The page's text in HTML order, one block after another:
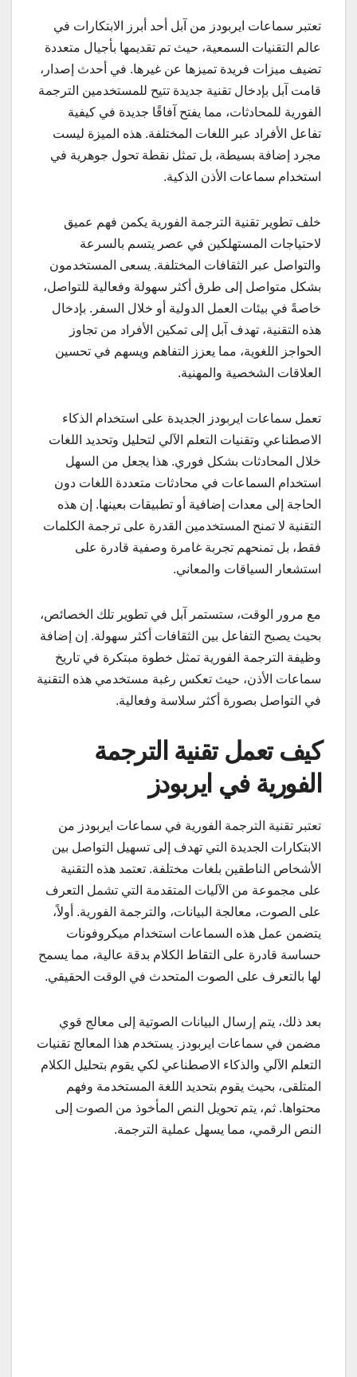
تعتبر سماعات ايربودز من آبل أحد أبرز الابتكارات في
عالم التقنيات السمعية، حيث تم تقديمها بأجيال متعددة
تضيف ميزات فريدة تميزها عن غيرها. في أحدث إصدار،
قامت آبل بإدخال تقنية جديدة تتيح للمستخدمين الترجمة
الفورية للمحادثات، مما يفتح آفاقًا جديدة في كيفية
تفاعل الأفراد عبر اللغات المختلفة. هذه الميزة ليست
مجرد إضافة بسيطة، بل تمثل نقطة تحول جوهرية في
استخدام سماعات الأذن الذكية.
خلف تطوير تقنية الترجمة الفورية يكمن فهم عميق
لاحتياجات المستهلكين في عصر يتسم بالسرعة
والتواصل عبر الثقافات المختلفة. يسعى المستخدمون
بشكل متواصل إلى طرق أكثر سهولة وفعالية للتواصل،
خاصةً في بيئات العمل الدولية أو خلال السفر. بإدخال
هذه التقنية، تهدف آبل إلى تمكين الأفراد من تجاوز
الحواجز اللغوية، مما يعزز التفاهم ويسهم في تحسين
العلاقات الشخصية والمهنية.
تعمل سماعات ايربودز الجديدة على استخدام الذكاء
الاصطناعي وتقنيات التعلم الآلي لتحليل وتحديد اللغات
خلال المحادثات بشكل فوري. هذا يجعل من السهل
استخدام السماعات في محادثات متعددة اللغات دون
الحاجة إلى معدات إضافية أو تطبيقات بعينها. إن هذه
التقنية لا تمنح المستخدمين القدرة على ترجمة الكلمات
فقط، بل تمنحهم تجربة غامرة وصفية قادرة على
استشعار السياقات والمعاني.
مع مرور الوقت، ستستمر آبل في تطوير تلك الخصائص،
بحيث يصبح التفاعل بين الثقافات أكثر سهولة. إن إضافة
وظيفة الترجمة الفورية تمثل خطوة مبتكرة في تاريخ
سماعات الأذن، حيث تعكس رغبة مستخدمي هذه التقنية
في التواصل بصورة أكثر سلاسة وفعالية.
كيف تعمل تقنية الترجمة
الفورية في ايربودز
تعتبر تقنية الترجمة الفورية في سماعات ايربودز من
الابتكارات الجديدة التي تهدف إلى تسهيل التواصل بين
الأشخاص الناطقين بلغات مختلفة. تعتمد هذه التقنية
على مجموعة من الآليات المتقدمة التي تشمل التعرف
على الصوت، معالجة البيانات، والترجمة الفورية. أولاً،
يتضمن عمل هذه السماعات استخدام ميكروفونات
حساسة قادرة على التقاط الكلام بدقة عالية، مما يسمح
لها بالتعرف على الصوت المتحدث في الوقت الحقيقي.
بعد ذلك، يتم إرسال البيانات الصوتية إلى معالج قوي
مضمن في سماعات ايربودز. يستخدم هذا المعالج تقنيات
التعلم الآلي والذكاء الاصطناعي لكي يقوم بتحليل الكلام
المتلقى، بحيث يقوم بتحديد اللغة المستخدمة وفهم
محتواها. ثم، يتم تحويل النص المأخوذ من الصوت إلى
النص الرقمي، مما يسهل عملية الترجمة.